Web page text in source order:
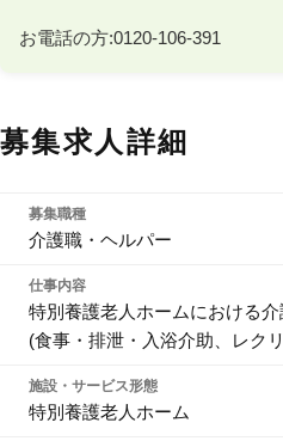
お電話の方:0120-106-391
募集求人詳細
募集職種
介護職・ヘルパー
仕事内容
特別養護老人ホームにおける
(食事・排泄・入浴介助、レク
施設・サービス形態
特別養護老人ホーム